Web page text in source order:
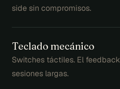
side sin compromisos.
Teclado mecánico
Switches táctiles. El
sesiones largas.